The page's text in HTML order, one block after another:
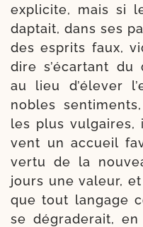
expli­cite, mais si
dap­tait, dans ses
des esprits faux,
dire s’é­car­tant du
au lieu d’é­le­ver
nobles
les plus
vent un accueil
ver­tu de la
jours une valeur,
que tout lan­gage
se dégra­de­rait,